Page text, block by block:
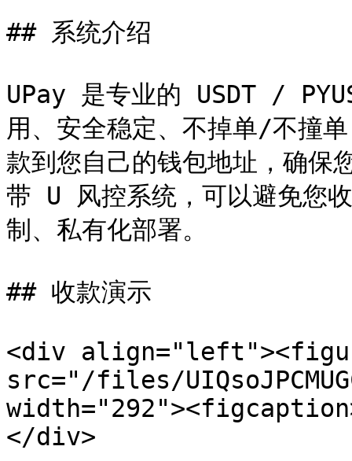
## 系统介绍
UPay 是专业的 USDT /
用、安全稳定、不掉单/不撞
款到您自己的钱包地址，确
带 U 风控系统，可以避免您
制、私有化部署。
## 收款演示
<div
src="/files/
</div>